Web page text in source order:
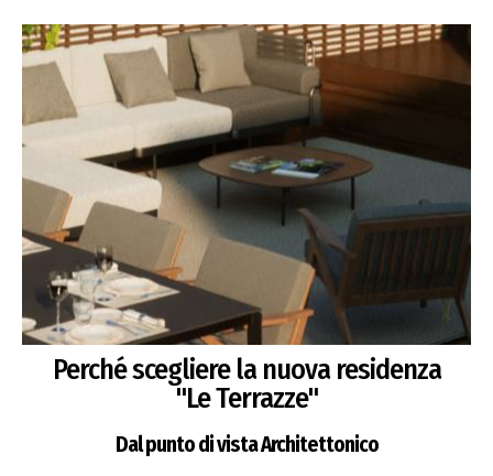
Perché scegliere la nuova residenza
"Le Terrazze"
Dal punto di vista Architettonico